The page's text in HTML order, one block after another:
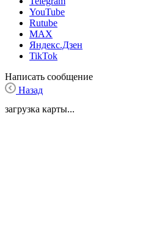
YouTube
Rutube
MAX
Яндекс.Дзен
TikTok
Написать сообщение
Назад
загрузка карты...